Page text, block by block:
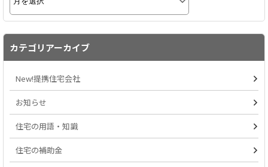
カテゴリアーカイブ
New!提携住宅会社
お知らせ
住宅の用語・知識
住宅の補助金